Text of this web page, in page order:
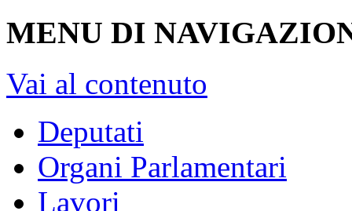
MENU DI
Vai al contenuto
Deputati
Organi Parlamentari
Lavori